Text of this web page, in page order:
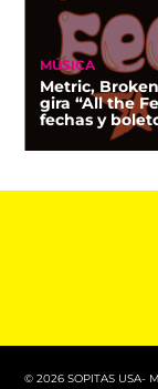
MÚSICA
Metric,
gira “All the
fechas y
© 2026 SOPITAS USA-